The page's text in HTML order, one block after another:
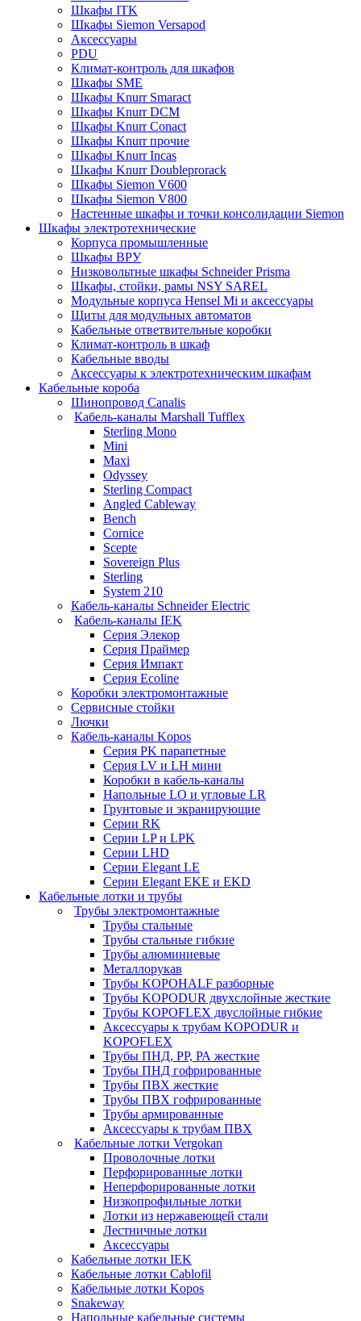
Шкафы ITK
Шкафы Siemon Versapod
Аксессуары
PDU
Климат-контроль для шкафов
Шкафы SME
Шкафы Knurr Smaract
Шкафы Knurr DCM
Шкафы Knurr Conact
Шкафы Knurr прочие
Шкафы Knurr Incas
Шкафы Knurr Doubleprorack
Шкафы Siemon V600
Шкафы Siemon V800
Настенные шкафы и точки консолидации Siemon
Шкафы электротехнические
Корпуса промышленные
Шкафы ВРУ
Низковольтные шкафы Schneider Prisma
Шкафы, стойки, рамы NSY SAREL
Модульные корпуса Hensel Mi и аксессуары
Щиты для модульных автоматов
Кабельные ответвительные коробки
Климат-контроль в шкаф
Кабельные вводы
Аксессуары к электротехническим шкафам
Кабельные короба
Шинопровод Canalis
Кабель-каналы Marshall Tufflex
Sterling Mono
Mini
Maxi
Odyssey
Sterling Compact
Angled Cableway
Bench
Cornice
Scepte
Sovereign Plus
Sterling
System 210
Кабель-каналы Schneider Electric
Кабель-каналы IEK
Серия Элекор
Серия Праймер
Серия Импакт
Серия Ecoline
Коробки электромонтажные
Сервисные стойки
Лючки
Кабель-каналы Kopos
Серия PK парапетные
Серия LV и LH мини
Коробки в кабель-каналы
Напольные LO и угловые LR
Грунтовые и экранирующие
Серии RK
Серии LP и LPK
Серии LHD
Серии Elegant LE
Серии Elegant EKE и EKD
Кабельные лотки и трубы
Трубы электромонтажные
Трубы стальные
Трубы стальные гибкие
Трубы алюминиевые
Металлорукав
Трубы KOPOHALF разборные
Трубы KOPODUR двухслойные жесткие
Трубы KOPOFLEX двуслойные гибкие
Аксессуары к трубам KOPODUR и
KOPOFLEX
Трубы ПНД, РР, РА жесткие
Трубы ПНД гофрированные
Трубы ПВХ жесткие
Трубы ПВХ гофрированные
Трубы армированные
Аксессуары к трубам ПВХ
Кабельные лотки Vergokan
Проволочные лотки
Перфорированные лотки
Неперфорированные лотки
Низкопрофильные лотки
Лотки из нержавеющей стали
Лестничные лотки
Аксессуары
Кабельные лотки IEK
Кабельные лотки Cablofil
Кабельные лотки Kopos
Snakeway
Напольные кабельные системы